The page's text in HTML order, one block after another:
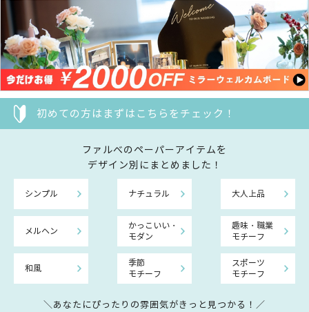
初めての方はまずはこちらをチェック！
ファルべのペーパーアイテムを
デザイン別にまとめました！
シンプル ナチュラル 大人上品
メルヘン
かっこいい・
モダン
趣味・職業
モチーフ
和風
季節
モチーフ
スポーツ
モチーフ
＼あなたにぴったりの雰囲気がきっと見つかる！／